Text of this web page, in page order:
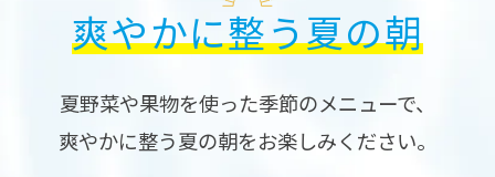
爽やかに整う夏の朝
夏野菜や果物を使った季節のメニューで、
爽やかに整う夏の朝をお楽しみください。